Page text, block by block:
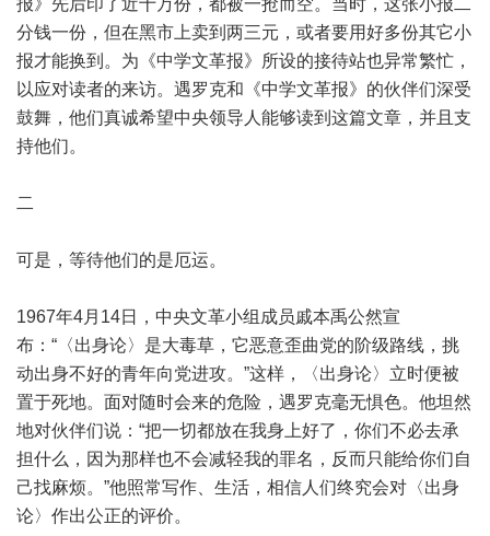
报》先后印了近十万份，都被一抢而空。当时，这张小报二
分钱一份，但在黑市上卖到两三元，或者要用好多份其它小
报才能换到。为《中学文革报》所设的接待站也异常繁忙，
以应对读者的来访。遇罗克和《中学文革报》的伙伴们深受
鼓舞，他们真诚希望中央领导人能够读到这篇文章，并且支
持他们。
二
可是，等待他们的是厄运。
1967年4月14日，中央文革小组成员戚本禹公然宣
布：“〈出身论〉是大毒草，它恶意歪曲党的阶级路线，挑
动出身不好的青年向党进攻。”这样，〈出身论〉立时便被
置于死地。面对随时会来的危险，遇罗克毫无惧色。他坦然
地对伙伴们说：“把一切都放在我身上好了，你们不必去承
担什么，因为那样也不会减轻我的罪名，反而只能给你们自
己找麻烦。”他照常写作、生活，相信人们终究会对〈出身
论〉作出公正的评价。